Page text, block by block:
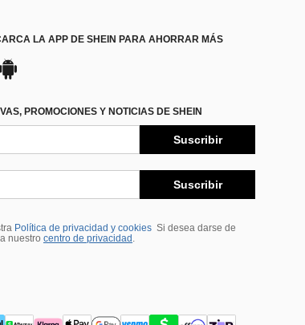
LA APP DE SHEIN PARA AHORRAR MÁS
PROMOCIONES Y NOTICIAS DE SHEIN
Suscribir
Suscribir
Política de privacidad y cookies Si desea darse de
nuestro centro de privacidad .